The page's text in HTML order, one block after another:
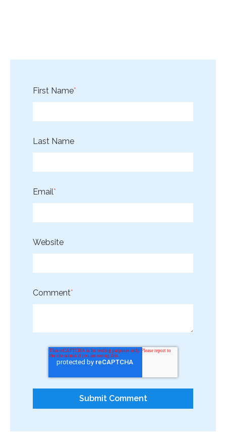
First Name*
Last Name
Email*
Website
Comment*